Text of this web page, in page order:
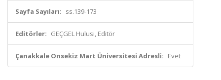
Sayfa Sayıları: ss.139-173
Editörler: GEÇGEL Hulusi, Editör
Çanakkale Onsekiz Mart Üniversitesi Adresli: Evet